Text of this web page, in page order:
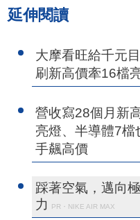
延伸閱讀
大摩看旺給千元
刷新高價牽16檔
營收寫28個月新
亮燈、半導體7
手飆高價
踩著空氣，邁向
力
PR・NIKE AIR MAX